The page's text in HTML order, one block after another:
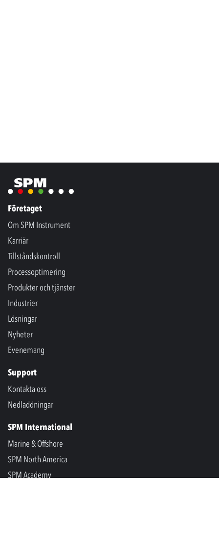
Företaget
Om SPM Instrument
Karriär
Tillståndskontroll
Processoptimering
Produkter och tjänster
Industrier
Lösningar
Nyheter
Evenemang
Support
Kontakta oss
Nedladdningar
SPM International
Marine & Offshore
SPM North America
SPM Academy